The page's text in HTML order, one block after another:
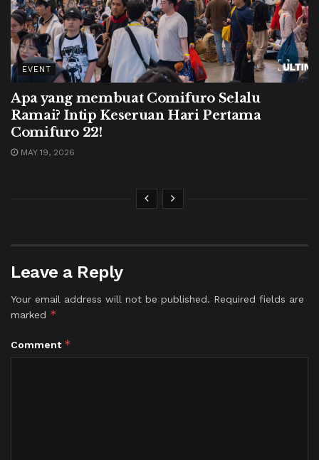
EVENT
Apa yang membuat Comifuro Selalu
Ramai? Intip Keseruan Hari Pertama
Comifuro 22!
MAY 19, 2026
Leave a Reply
Your email address will not be published. Required fields are
marked *
Comment *